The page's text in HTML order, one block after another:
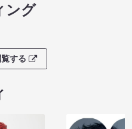
ング
する